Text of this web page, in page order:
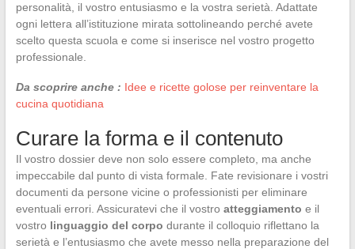
personalità, il vostro entusiasmo e la vostra serietà. Adattate
ogni lettera all’istituzione mirata sottolineando perché avete
scelto questa scuola e come si inserisce nel vostro progetto
professionale.
Da scoprire anche : Idee e ricette golose per reinventare la
cucina quotidiana
Curare la forma e il contenuto
Il vostro dossier deve non solo essere completo, ma anche
impeccabile dal punto di vista formale. Fate revisionare i vostri
documenti da persone vicine o professionisti per eliminare
eventuali errori. Assicuratevi che il vostro atteggiamento e il
vostro linguaggio del corpo durante il colloquio riflettano la
serietà e l’entusiasmo che avete messo nella preparazione del